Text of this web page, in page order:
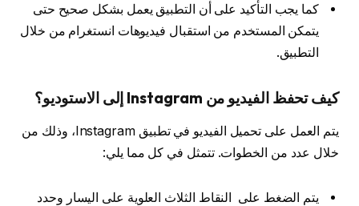
كما يجب التأكيد على أن التطبيق يعمل بشكل صحيح حتى
يتمكن المستخدم من استقبال فيديوهات انستغرام من خلال
التطبيق.
كيف تحفظ الفيديو من Instagram إلى الاستوديو؟
يتم العمل على تحميل الفيديو في تطبيق Instagram، وذلك من
خلال عدد من الخطوات. تتمثل في كل مما يلي:
يتم الضغط على النقاط الثلاث العلوية على اليسار وحدد